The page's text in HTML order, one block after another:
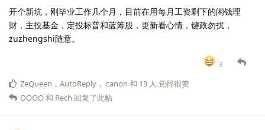
开个新坑，刚毕业工作几个月，目前在用每月工资剩下的闲钱理
财，主投基金，定投标普和蓝筹股，更新看心情，键政勿扰，
zuzhengshi随意。
3
ZeQueen ， AutoReply ， canon 和 13 人 觉得很赞
OOOO和 Rech 回复了此帖